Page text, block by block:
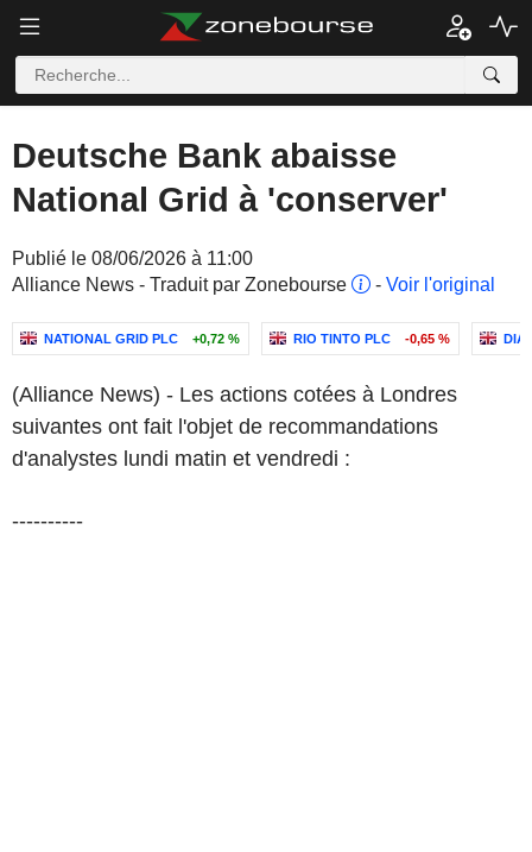
Deutsche Bank abaisse
National Grid à 'conserver'
Publié le 08/06/2026 à 11:00
Alliance News - Traduit par Zonebourse
- Voir l'original
NATIONAL GRID PLC +0,72 % RIO TINTO PLC -0,65 %
(Alliance News) - Les actions cotées à Londres
suivantes ont fait l'objet de recommandations
d'analystes lundi matin et vendredi :
----------